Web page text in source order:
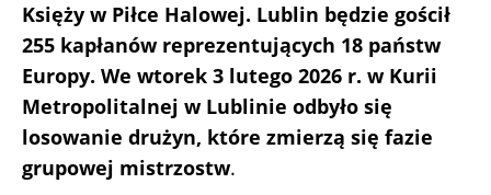
Księży w Piłce Halowej. Lublin będzie gościł
255 kapłanów reprezentujących 18 państw
Europy. We wtorek 3 lutego 2026 r. w Kurii
Metropolitalnej w Lublinie odbyło się
losowanie drużyn, które zmierzą się fazie
grupowej mistrzostw.